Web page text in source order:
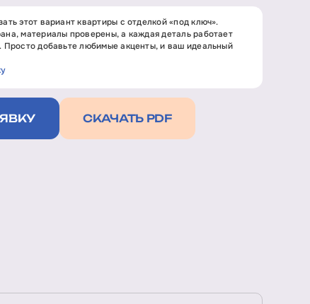
этот вариант квартиры с отделкой «под ключ».
материалы проверены, а каждая деталь работает
Просто добавьте любимые акценты, и ваш идеальный
СКАЧАТЬ PDF